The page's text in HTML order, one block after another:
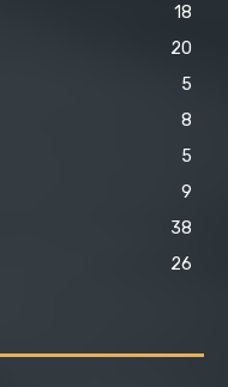
18
20
5
8
5
9
38
26